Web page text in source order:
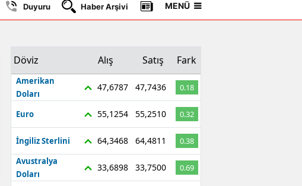
Duyuru Haber Arşivi Gazete Manşetleri
MENÜ
Döviz Alış Satış Fark
Amerikan
Doları
47,6787 47,7436 0.18
Euro 55,1254 55,2510 0.32
İngiliz Sterlini 64,3468 64,4811
0.38
Avustralya
Doları
33,6898 33,7500 0.69